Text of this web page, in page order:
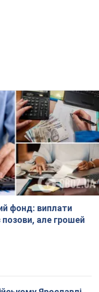
фонд: виплати
але грошей
Ярославлі
і відео
осередків пожежі
та збили
– Генштаб